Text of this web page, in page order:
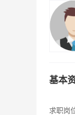
基本
求职岗